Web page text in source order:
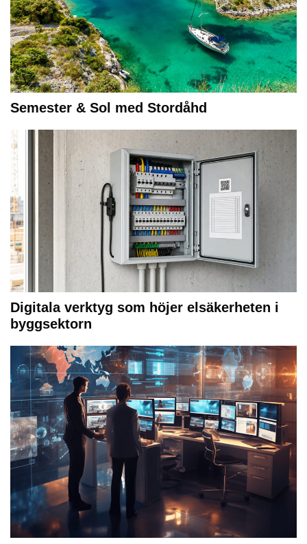
Semester & Sol med Stordåhd
Digitala verktyg som höjer elsäkerheten i
byggsektorn